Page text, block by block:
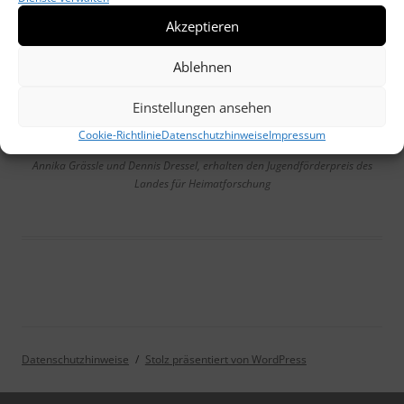
Akzeptieren
Ablehnen
Einstellungen ansehen
Cookie-RichtlinieDatenschutzhinweiseImpressum
Annika Grässle und Dennis Dressel, erhalten den Jugendförderpreis des
Landes für Heimatforschung
Datenschutzhinweise Stolz präsentiert von WordPress